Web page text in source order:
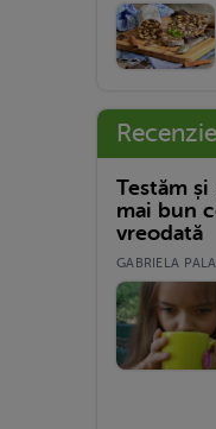
Recenzie
Testăm
mai bun
vreodată
GABRIELA